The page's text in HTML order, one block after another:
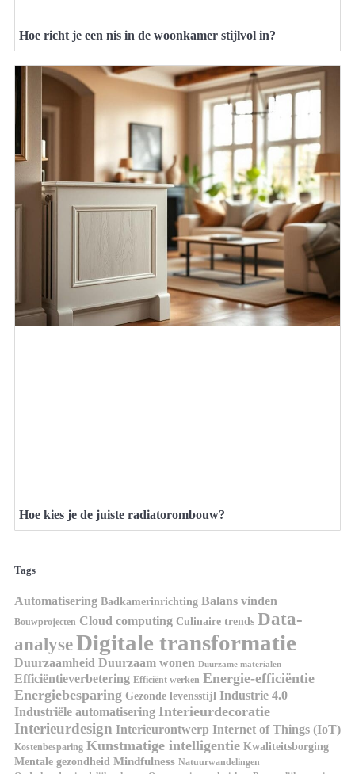
Hoe richt je een nis in de woonkamer stijlvol in?
Hoe kies je de juiste radiatorombouw?
Tags
Automatisering Badkamerinrichting Balans vinden
Bouwprojecten Cloud computing Culinaire trends Data-
analyseDigitale transformatie
Duurzaamheid Duurzaam wonen Duurzame materialen
Efficiëntieverbetering Efficiënt werken Energie-efficiëntie
Energiebesparing Gezonde levensstijl Industrie 4.0
Industriële automatisering Interieurdecoratie
Interieurdesign Interieurontwerp Internet of Things (IoT)
Kostenbesparing Kunstmatige intelligentie Kwaliteitsborging
Mentale gezondheid Mindfulness Natuurwandelingen